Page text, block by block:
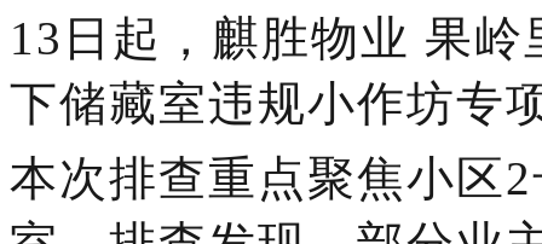
13日起 ， 麒胜物业 果岭
下储藏室违规小作坊专
本次排查重点聚焦小区